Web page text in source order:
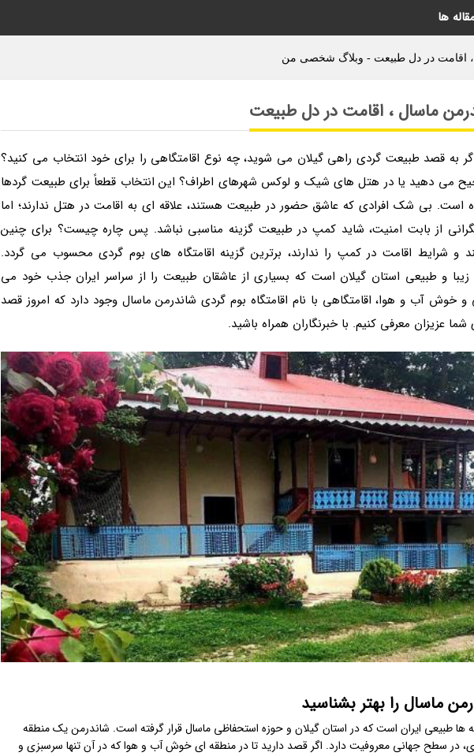
، اقامت در دل طبیعت - وبلاگ شخصی من
ماسال ، اقامت در دل طبیعت
به قصد طبیعت گردی راهی گیلان می شوید، چه نوع اقامتگاهی را برای خود انتخاب می کنید؟
می دهید یا در هتل های شیک و لوکس شهرهای اطراف؟ این انتخاب قطعاً برای طبیعت گردها
بی شک افرادی که عاشق حضور در طبیعت هستند، علاقه ای به اقامت در هتل ندارند؛ اما
از بابت امنیت، شاید کمپ در طبیعت گزینه مناسبی نباشد. پس چاره چیست؟ برای چنین
و شرایط اقامت در کمپ را ندارند، برترین گزینه اقامتگاه های بوم گردی محسوب می گردد.
و طبیعی استان گیلان است که بسیاری از عاشقان طبیعت را از سراسر ایران جذب خود می
خوش آب و هوا، اقامتگاهی با نام اقامتگاه بوم گردی شاندرمن ماسال وجود دارد که امروز قصد
عزیزان معرفی کنیم. با خبرنگاران همراه باشید.
ماسال را بهتر بشناسید
ها طبیعی ایران است که در استان گیلان و حوزه استحفاظی ماسال قرار گرفته است. شاندرمن یک منطقه
در سطح جهانی معروفیت دارد. اگر قصد دارید تا در منطقه ای خوش آب و هوا که در آن تنها سرسبزی و
ها